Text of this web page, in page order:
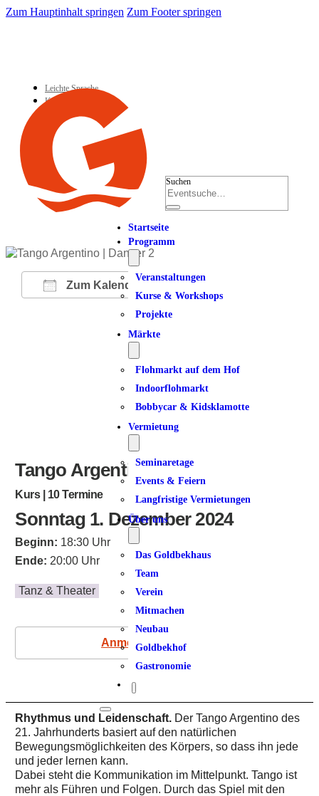
Zum Hauptinhalt springen Zum Footer springen
Leichte Sprache
Kontakt
Suchen
Startseite
Programm
Veranstaltungen
Kurse & Workshops
Projekte
Märkte
Flohmarkt auf dem Hof
Indoorflohmarkt
Bobbycar & Kidsklamotte
Vermietung
Seminaretage
Events & Feiern
Langfristige Vermietungen
Über uns
Das Goldbekhaus
Team
Verein
Mitmachen
Neubau
Goldbekhof
Gastronomie
Zum Kalender hinzufügen
ICS herunterladen
Google Kalender
iCalendarOffice 365
Tango Argentino | Dancer 2
Kurs | 10 Termine
Sonntag 1. Dezember 2024
Beginn: 18:30 Uhr
Ende: 20:00 Uhr
Tanz & Theater
Anmeldung
Rhythmus und Leidenschaft. Der Tango Argentino des
21. Jahrhunderts basiert auf den natürlichen
Bewegungsmöglichkeiten des Körpers, so dass ihn jede
und jeder lernen kann.
Dabei steht die Kommunikation im Mittelpunkt. Tango ist
mehr als Führen und Folgen. Durch das Spiel mit den